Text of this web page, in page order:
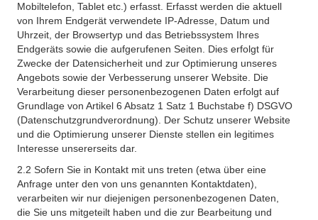
Mobiltelefon, Tablet etc.) erfasst. Erfasst werden die aktuell
von Ihrem Endgerät verwendete IP-Adresse, Datum und
Uhrzeit, der Browsertyp und das Betriebssystem Ihres
Endgeräts sowie die aufgerufenen Seiten. Dies erfolgt für
Zwecke der Datensicherheit und zur Optimierung unseres
Angebots sowie der Verbesserung unserer Website. Die
Verarbeitung dieser personenbezogenen Daten erfolgt auf
Grundlage von Artikel 6 Absatz 1 Satz 1 Buchstabe f) DSGVO
(Datenschutzgrundverordnung). Der Schutz unserer Website
und die Optimierung unserer Dienste stellen ein legitimes
Interesse unsererseits dar.
2.2 Sofern Sie in Kontakt mit uns treten (etwa über eine
Anfrage unter den von uns genannten Kontaktdaten),
verarbeiten wir nur diejenigen personenbezogenen Daten,
die Sie uns mitgeteilt haben und die zur Bearbeitung und